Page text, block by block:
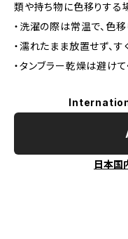
類や持ち物に色移りする
・洗濯の際は常温で、色
・濡れたまま放置せず、す
・タンブラー乾燥は避けて
日本国